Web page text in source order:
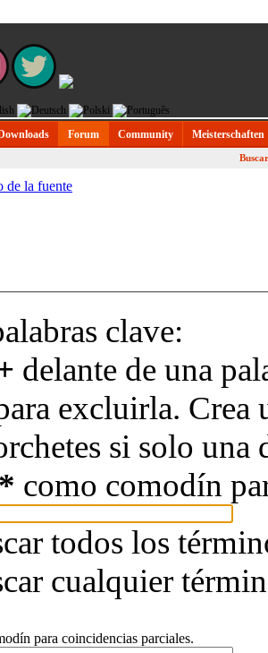
Forum Community Meisterschaften
Buscar
de la fuente
clave:
delante de una
excluirla. Crea
si solo una
* como comodín
todos los
cualquier
para coincidencias parciales.